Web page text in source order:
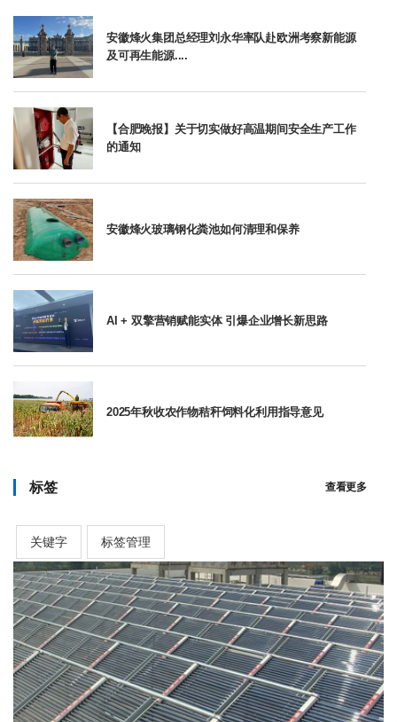
安徽烽火集团总经理刘永华率队赴欧洲考察新能源
及可再生能源....
【合肥晚报】关于切实做好高温期间安全生产工作
的通知
安徽烽火玻璃钢化粪池如何清理和保养
AI + 双擎营销赋能实体 引爆企业增长新思路
2025年秋收农作物秸秆饲料化利用指导意见
标签 查看更多
关键字 标签管理